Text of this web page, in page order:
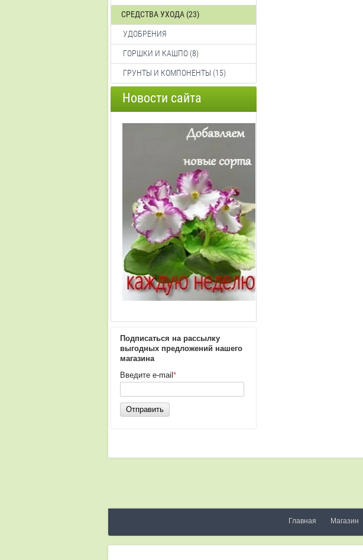
СРЕДСТВА УХОДА (23)
УДОБРЕНИЯ
ГОРШКИ И КАШПО (8)
ГРУНТЫ И КОМПОНЕНТЫ (15)
Новости сайта
Подписаться на рассылку
выгодных предложений нашего
магазина
Введите e-mail *
Отправить
Главная Магазин